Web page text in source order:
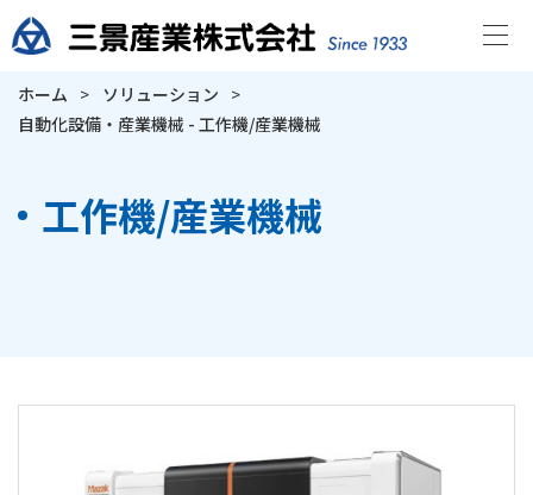
サイトマップ
ホーム
ソリューション
自動化設備・産業機械 - 工作機/産業機械
工作機/産業機械